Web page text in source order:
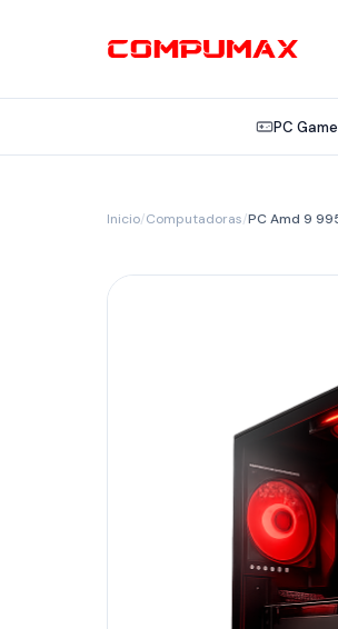
PC
Inicio/Computadoras/PC Amd 9